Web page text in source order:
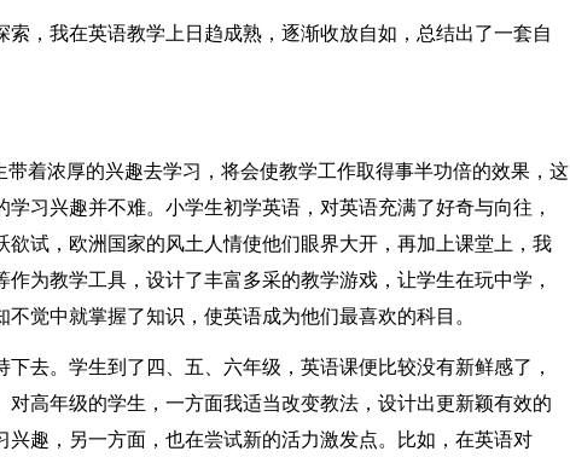
，我在英语教学上日趋成熟，逐渐收放自如，总结出了一套自
带着浓厚的兴趣去学习，将会使教学工作取得事半功倍的效果，这
习兴趣并不难。小学生初学英语，对英语充满了好奇与向往，
试，欧洲国家的风土人情使他们眼界大开，再加上课堂上，我
为教学工具，设计了丰富多采的教学游戏，让学生在玩中学，
觉中就掌握了知识，使英语成为他们最喜欢的科目。
去。学生到了四、五、六年级，英语课便比较没有新鲜感了，
高年级的学生，一方面我适当改变教法，设计出更新颖有效的
趣，另一方面，也在尝试新的活力激发点。比如，在英语对